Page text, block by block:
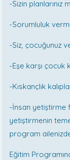
-Sizin planlarınız
-Sorumluluk
-Siz, çocuğunuz
-Eşe karşı çocuk
-Kıskançlık
-İnsan yetiştirme
yetiştirmenin
program
Eğitim